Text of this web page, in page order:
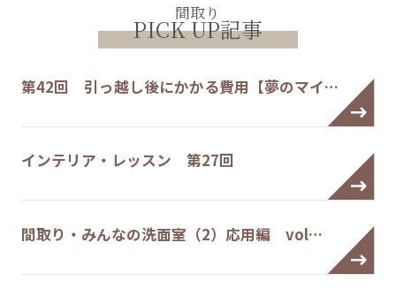
間取り
PICK UP記事
第42回 引っ越し後にかかる費用【夢のマイ…
インテリア・レッスン 第27回
間取り・みんなの洗面室（2）応用編 vol…